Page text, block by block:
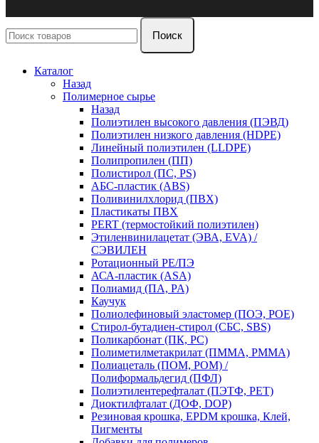
Поиск
Каталог
Назад
Полимерное сырье
Назад
Полиэтилен высокого давления (ПЭВД)
Полиэтилен низкого давления (HDPE)
Линейный полиэтилен (LLDPE)
Полипропилен (ПП)
Полистирол (ПС, PS)
АБС-пластик (ABS)
Поливинилхлорид (ПВХ)
Пластикаты ПВХ
PERT (термостойкий полиэтилен)
Этиленвинилацетат (ЭВА, EVA) /
СЭВИЛЕН
Ротационный PE/ПЭ
АСА-пластик (ASA)
Полиамид (ПА, PA)
Каучук
Полиолефиновый эластомер (ПОЭ, POE)
Стирол-бутадиен-стирол (СБС, SBS)
Поликарбонат (ПК, PC)
Полиметилметакрилат (ПММА, PMMA)
Полиацеталь (ПОМ, POM) /
Полиформальдегид (ПФЛ)
Полиэтилентерефталат (ПЭТФ, PET)
Диоктилфталат (ДОФ, DOP)
Резиновая крошка, EPDM крошка, Клей,
Пигменты